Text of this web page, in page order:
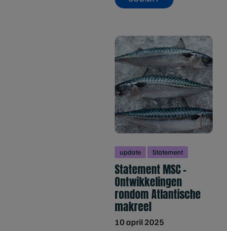
update Statement
Statement MSC –
Ontwikkelingen
rondom Atlantische
makreel
10 april 2025